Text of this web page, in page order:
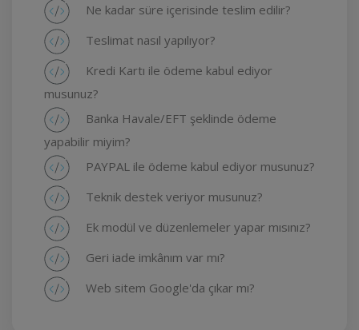
Ne kadar süre içerisinde teslim edilir?
Teslimat nasıl yapılıyor?
Kredi Kartı ile ödeme kabul ediyor
musunuz?
Banka Havale/EFT şeklinde ödeme
yapabilir miyim?
PAYPAL ile ödeme kabul ediyor musunuz?
Teknik destek veriyor musunuz?
Ek modül ve düzenlemeler yapar mısınız?
Geri iade imkânım var mı?
Web sitem Google'da çıkar mı?